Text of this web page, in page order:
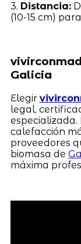
3. Distancia:
(10-15 cm)
Galicia
Elegir
legal,
calefacción
proveedores
biomasa de
máxima